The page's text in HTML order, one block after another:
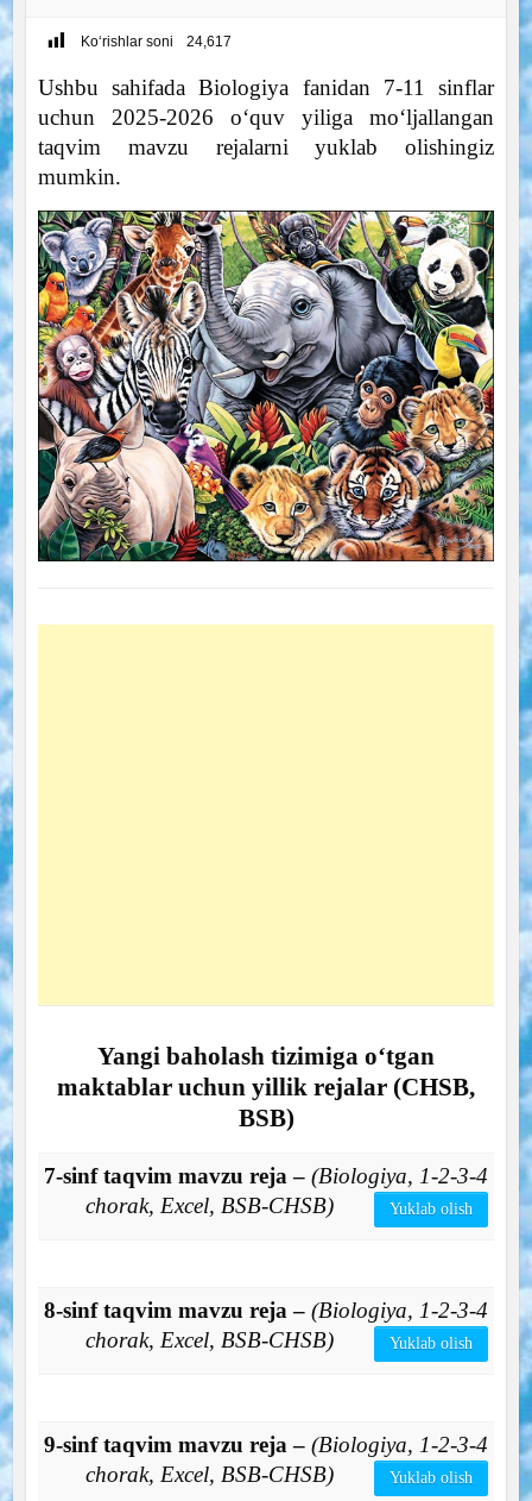
Ko‘rishlar soni 24,617
Ushbu sahifada Biologiya fanidan 7-11 sinflar
uchun 2025-2026 o‘quv yiliga mo‘ljallangan
taqvim mavzu rejalarni yuklab olishingiz
mumkin.
Yangi baholash tizimiga o‘tgan
maktablar uchun yillik rejalar (CHSB,
BSB)
7-sinf taqvim mavzu reja – (Biologiya, 1-2-3-4
chorak, Excel, BSB-CHSB)
Yuklab olish
8-sinf taqvim mavzu reja – (Biologiya, 1-2-3-4
chorak, Excel, BSB-CHSB)
Yuklab olish
9-sinf taqvim mavzu reja – (Biologiya, 1-2-3-4
chorak, Excel, BSB-CHSB)
Yuklab olish